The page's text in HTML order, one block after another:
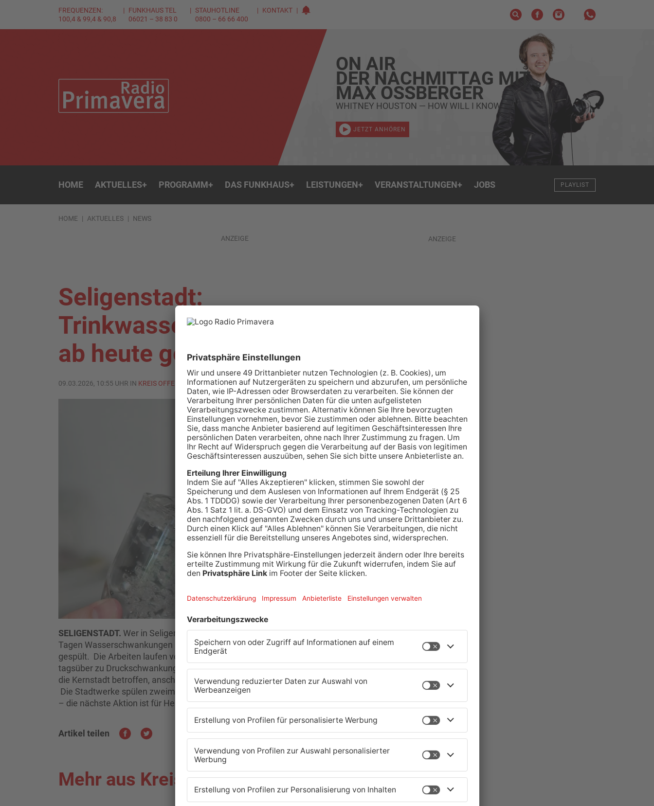
FREQUENZEN:
100,4 & 99,4 & 90,8
FUNKHAUS TEL
06021 – 38 83 0
STAUHOTLINE
0800 – 66 66 400
KONTAKT
ON AIR
DER NACHMITTAG MIT
MAX OSSBERGER
WHITNEY HOUSTON — HOW WILL I KNOW
JETZT ANHÖREN
HOME AKTUELLES+ PROGRAMM+ DAS FUNKHAUS+ LEISTUNGEN+ VERANSTALTUNGEN+ JOBS PLAYLIST
HOME AKTUELLES NEWS
ANZEIGE
Seligenstadt:
Trinkwasserleitungen werden
ab heute gespült
09.03.2026, 10:55 UHR IN KREIS OFFENBACH
SELIGENSTADT. Wer in Seligenstadt den Wasserhahn aufdreht, könnte in den nächsten
Tagen Wasserschwankungen bemerken. Ab heute werden die Trinkwasserleitungen
gespült. Die Arbeiten laufen voraussichtlich zweieinhalb Wochen – in dieser Zeit kann es
tagsüber zu Druckschwankungen oder leicht trübem Wasser kommen. Bis zum 13. März ist
die Kernstadt betroffen, anschließend Froschhausen und ab Ende März Klein-Welzheim.
Die Stadtwerke spülen zweimal im Jahr, um die hohe Qualität des Trinkwassers zu sichern
– die nächste Aktion ist für Herbst geplant.
Artikel teilen
ANZEIGE
Mehr aus Kreis Offenbach